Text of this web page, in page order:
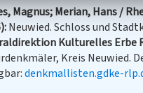
Magnus; Merian, Hans /
Neuwied. Schloss und
Kulturelles Erbe
Kreis Neuwied.
denkmallisten.gdke-